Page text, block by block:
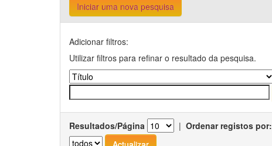
Iniciar uma nova pesquisa
Adicionar filtros:
Utilizar filtros para refinar o resultado da pesquisa.
Resultados/Página | Ordenar registos por: